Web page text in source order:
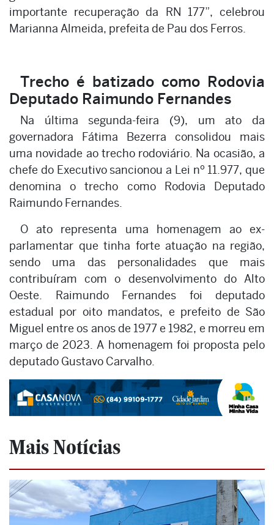
importante recuperação da RN 177”, celebrou
Marianna Almeida, prefeita de Pau dos Ferros.
Trecho é batizado como Rodovia
Deputado Raimundo Fernandes
Na última segunda-feira (9), um ato da
governadora Fátima Bezerra consolidou mais
uma novidade ao trecho rodoviário. Na ocasião, a
chefe do Executivo sancionou a Lei nº 11.977, que
denomina o trecho como Rodovia Deputado
Raimundo Fernandes.
O ato representa uma homenagem ao ex-
parlamentar que tinha forte atuação na região,
sendo uma das personalidades que mais
contribuíram com o desenvolvimento do Alto
Oeste. Raimundo Fernandes foi deputado
estadual por oito mandatos, e prefeito de São
Miguel entre os anos de 1977 e 1982, e morreu em
março de 2023. A homenagem foi proposta pelo
deputado Gustavo Carvalho.
Mais Notícias